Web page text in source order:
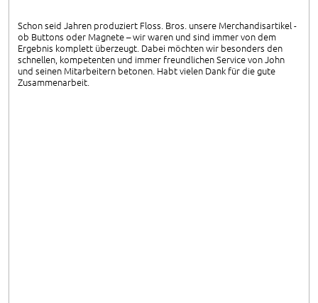
Schon seid Jahren produziert Floss. Bros. unsere Merchandisartikel -
ob Buttons oder Magnete – wir waren und sind immer von dem
Ergebnis komplett überzeugt. Dabei möchten wir besonders den
schnellen, kompetenten und immer freundlichen Service von John
und seinen Mitarbeitern betonen. Habt vielen Dank für die gute
Zusammenarbeit.